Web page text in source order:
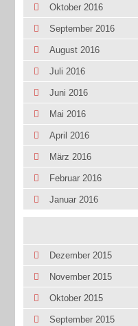
Oktober 2016
September 2016
August 2016
Juli 2016
Juni 2016
Mai 2016
April 2016
März 2016
Februar 2016
Januar 2016
Dezember 2015
November 2015
Oktober 2015
September 2015